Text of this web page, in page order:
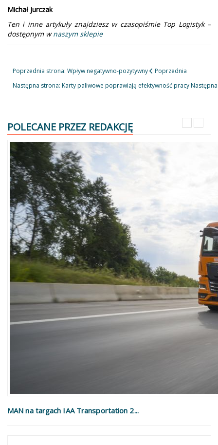
Michał Jurczak
Ten i inne artykuły znajdziesz w czasopiśmie Top Logistyk –
dostępnym wnaszym sklepie
Poprzednia strona: Wpływ negatywno-pozytywny
Poprzednia
Następna strona: Karty paliwowe poprawiają efektywność pracyNastępna
POLECANE PRZEZ REDAKCJĘ
MAN na targach IAA Transportation 2...